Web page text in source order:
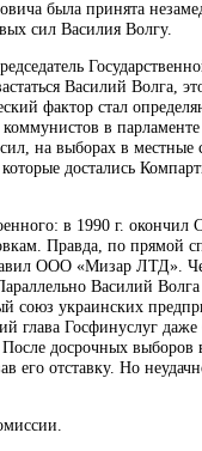
была принята
сил Василия Волгу.
Василий Волга,
фактор стал
в
на выборах в
достались
в 1990 г. окончил
Правда, по прямой
ООО «Мизар ЛТД».
Василий
украинских
Госфинуслуг даже
досрочных выборов
его отставку. Но